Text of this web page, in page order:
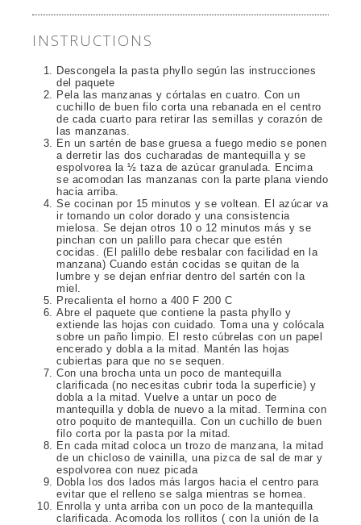
INSTRUCTIONS
Descongela la pasta phyllo según las instrucciones
del paquete
Pela las manzanas y córtalas en cuatro. Con un
cuchillo de buen filo corta una rebanada en el centro
de cada cuarto para retirar las semillas y corazón de
las manzanas.
En un sartén de base gruesa a fuego medio se ponen
a derretir las dos cucharadas de mantequilla y se
espolvorea la ½ taza de azúcar granulada. Encima
se acomodan las manzanas con la parte plana viendo
hacia arriba.
Se cocinan por 15 minutos y se voltean. El azúcar va
ir tomando un color dorado y una consistencia
mielosa. Se dejan otros 10 o 12 minutos más y se
pinchan con un palillo para checar que estén
cocidas. (El palillo debe resbalar con facilidad en la
manzana) Cuando están cocidas se quitan de la
lumbre y se dejan enfriar dentro del sartén con la
miel.
Precalienta el horno a 400 F 200 C
Abre el paquete que contiene la pasta phyllo y
extiende las hojas con cuidado. Toma una y colócala
sobre un paño limpio. El resto cúbrelas con un papel
encerado y dobla a la mitad. Mantén las hojas
cubiertas para que no se sequen.
Con una brocha unta un poco de mantequilla
clarificada (no necesitas cubrir toda la superficie) y
dobla a la mitad. Vuelve a untar un poco de
mantequilla y dobla de nuevo a la mitad. Termina con
otro poquito de mantequilla. Con un cuchillo de buen
filo corta por la pasta por la mitad.
En cada mitad coloca un trozo de manzana, la mitad
de un chicloso de vainilla, una pizca de sal de mar y
espolvorea con nuez picada
Dobla los dos lados más largos hacia el centro para
evitar que el relleno se salga mientras se hornea.
Enrolla y unta arriba con un poco de la mantequilla
clarificada. Acomoda los rollitos ( con la unión de la